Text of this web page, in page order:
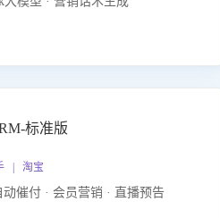
标准版
| 淘宝
催付 · 会员营销 · 直播预告